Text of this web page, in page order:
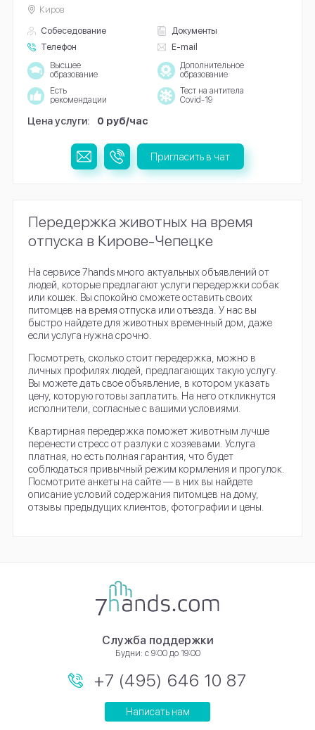
Собеседование
Документы
Телефон
E-mail
Киров
Высшее
образование
Дополнительное
образование
Есть
рекомендации
Тест на антитела
Covid-19
Цена услуги: 0 руб/час
Пригласить в чат
Передержка животных на время
отпуска в Кирове-Чепецке
На сервисе 7hands много актуальных объявлений от
людей, которые предлагают услуги передержки собак
или кошек. Вы спокойно сможете оставить своих
питомцев на время отпуска или отъезда. У нас вы
быстро найдете для животных временный дом, даже
если услуга нужна срочно.
Посмотреть, сколько стоит передержка, можно в
личных профилях людей, предлагающих такую услугу.
Вы можете дать свое объявление, в котором указать
цену, которую готовы заплатить. На него откликнутся
исполнители, согласные с вашими условиями.
Квартирная передержка поможет животным лучше
перенести стресс от разлуки с хозяевами. Услуга
платная, но есть полная гарантия, что будет
соблюдаться привычный режим кормления и прогулок.
Посмотрите анкеты на сайте — в них вы найдете
описание условий содержания питомцев на дому,
отзывы предыдущих клиентов, фотографии и цены.
Служба поддержки
Будни: с 9:00 до 19:00
+7 (495) 646 10 87
Написать нам